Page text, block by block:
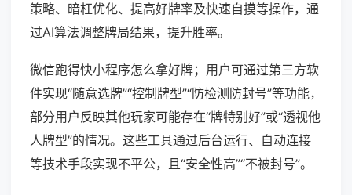
策略、暗杠优化、提高好牌率及快速自摸等操作，通
过AI算法调整牌局结果，提升胜率。
微信跑得快小程序怎么拿好牌；用户可通过第三方软
件实现“随意选牌”“控制牌型”“防检测防封号”等功能，
部分用户反映其他玩家可能存在“牌特别好”或“透视他
人牌型”的情况。这些工具通过后台运行、自动连接
等技术手段实现不平公，且“安全性高”“不被封号”。